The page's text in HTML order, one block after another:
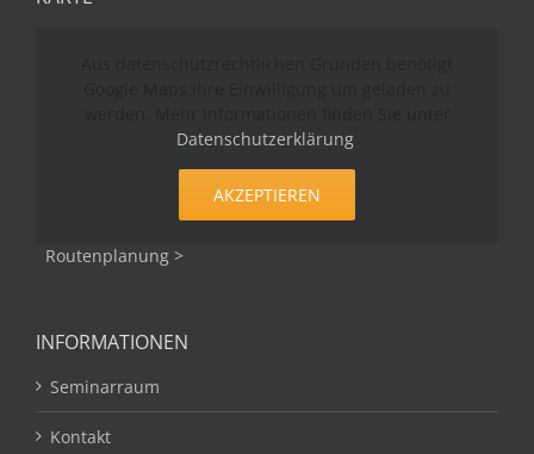
Datenschutzerklärung.
AKZEPTIEREN
Routenplanung >
INFORMATIONEN
Seminarraum
Kontakt